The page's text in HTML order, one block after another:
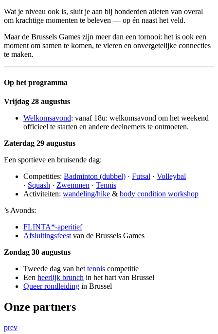
Wat je niveau ook is, sluit je aan bij honderden atleten van overal
om krachtige momenten te beleven — op én naast het veld.
Maar de Brussels Games zijn meer dan een tornooi: het is ook een
moment om samen te komen, te vieren en onvergetelijke connecties
te maken.
Op het programma
Vrijdag 28 augustus
Welkomsavond: vanaf 18u: welkomsavond om het weekend
officieel te starten en andere deelnemers te ontmoeten.
Zaterdag 29 augustus
Een sportieve en bruisende dag:
Competities: Badminton (dubbel) · Futsal · Volleybal
· Squash · Zwemmen · Tennis
Activiteiten: wandeling/hike & body condition workshop
’s Avonds:
FLINTA*-aperitief
Afsluitingsfeest van de Brussels Games
Zondag 30 augustus
Tweede dag van het tennis competitie
Een heerlijk brunch in het hart van Brussel
Queer rondleiding in Brussel
Onze partners
prev